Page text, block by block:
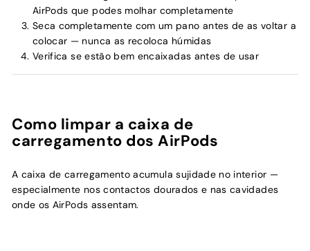
AirPods que podes molhar completamente
Seca completamente com um pano antes de as voltar a
colocar — nunca as recoloca húmidas
Verifica se estão bem encaixadas antes de usar
Como limpar a caixa de
carregamento dos AirPods
A caixa de carregamento acumula sujidade no interior —
especialmente nos contactos dourados e nas cavidades
onde os AirPods assentam.